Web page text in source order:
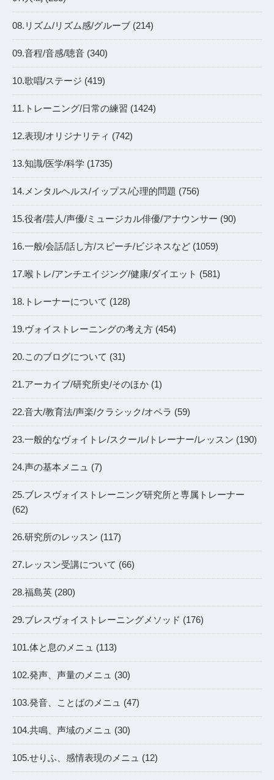
08.リズム/リズム感/グルーブ (214)
09.音程/音感/聴音 (340)
10.歌唱/ステージ (419)
11.トレーニング/日常の練習 (1424)
12.表現/オリジナリティ (742)
13.知識/医学/科学 (1735)
14.メンタルヘルス/イップス/心理的問題 (756)
15.役者/芸人/声優/ミュージカル俳優/アナウンサー (90)
16.一般/会話/話し方/スピーチ/ビジネスなど (1059)
17.喉トレ/アンチエイジング/健康/ダイエット (581)
18.トレーナーについて (128)
19.ヴォイストレーニングの考え方 (454)
20.このブログについて (31)
21.アーカイブ/研究所史/そのほか (1)
22.音大/教育法/声楽/クラシック/オペラ (59)
23.一般的なヴォイトレ/スクール/トレーナー/レッスン (190)
24.声の基本メニュ (7)
25.ブレスヴォイストレーニング研究所と専属トレーナー
(62)
26.研究所のレッスン (117)
27.レッスン受講について (66)
28.福島英 (280)
29.ブレスヴォイストレーニングメソッド (176)
101.体と息のメニュ (113)
102.発声、声量のメニュ (30)
103.発音、ことばのメニュ (47)
104.共鳴、声域のメニュ (30)
105.せりふ、感情表現のメニュ (12)